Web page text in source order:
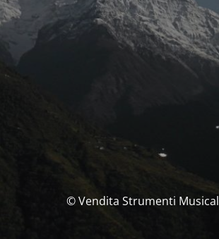
© Vendita Strumenti